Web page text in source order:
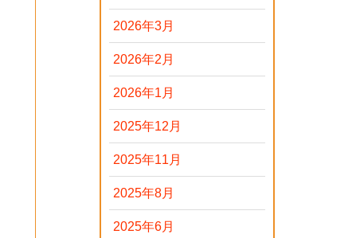
2026年3月
2026年2月
2026年1月
2025年12月
2025年11月
2025年8月
2025年6月